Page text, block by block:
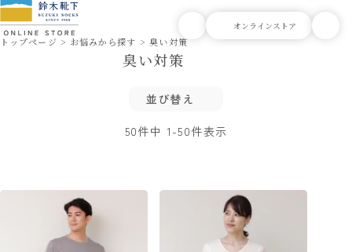
トップページ お悩みから探す 臭い対策
臭い対策
並び替え
50件中 1 -50件表示